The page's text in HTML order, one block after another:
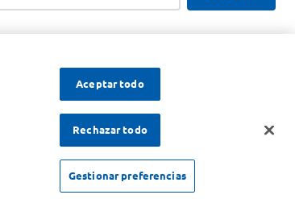
Aceptar todo
Rechazar todo
Gestionar preferencias